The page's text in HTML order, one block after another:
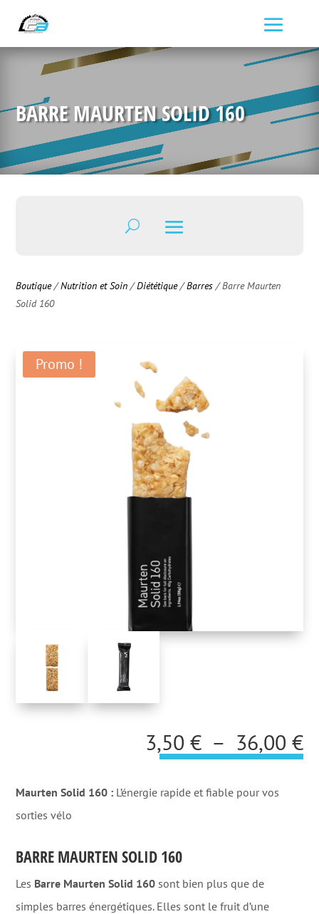
BARRE MAURTEN SOLID 160
Boutique/Nutrition et Soin /Diététique/Barres / Barre Maurten
Solid 160
Promo !
3,50 € – 36,00 €
Maurten Solid 160 : L’énergie rapide et fiable pour vos
sorties vélo
BARRE MAURTEN SOLID 160
Les Barre Maurten Solid 160 sont bien plus que de
simples barres énergétiques. Elles sont le fruit d’une